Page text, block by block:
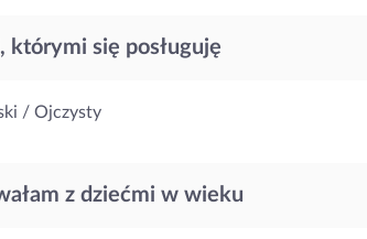
którymi się posługuję
/ Ojczysty
z dziećmi w wieku